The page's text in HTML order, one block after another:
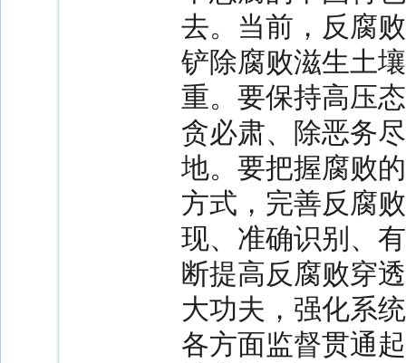
去。当前，反腐
铲除腐败滋生土
重。要保持高压
贪必肃、除恶务
地。要把握腐败
方式，完善反腐
现、准确识别、
断提高反腐败穿
大功夫，强化系
各方面监督贯通